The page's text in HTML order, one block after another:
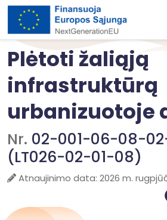
Plėtoti žaliąją
infrastruktūrą
urbanizuotoje
Nr. 02-001-06-08-
(LT026-02-01-08)
Atnaujinimo data: 2026 m.